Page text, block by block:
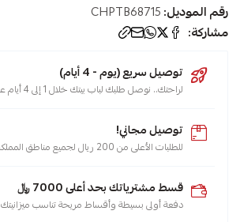
رقم الموديل:CHPTB68715
مشاركة:
توصيل سريع (يوم - 4 أيام)
لراحتك.. نوصل طلبك لباب بيتك خلال 1 إلى 4 أيام عمل
توصيل مجاني!
للطلبات الأعلى من 200 ريال لجميع مناطق المملكة
قسط مشترياتك بحد أعلى 7000 ﷼
دفعة أولى بسيطة وأقساط مريحة تناسب ميزانيتك